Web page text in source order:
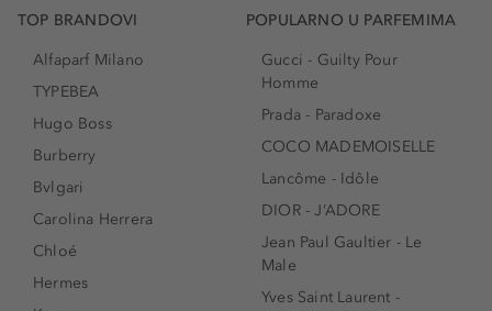
TOP BRANDOVI
Alfaparf Milano
TYPEBEA
Hugo Boss
Burberry
Bvlgari
Carolina Herrera
Chloé
Hermes
POPULARNO U PARFEMIMA
Gucci - Guilty Pour
Homme
Prada - Paradoxe
COCO MADEMOISELLE
Lancôme - Idôle
DIOR - J’ADORE
Jean Paul Gaultier - Le
Male
Yves Saint Laurent -